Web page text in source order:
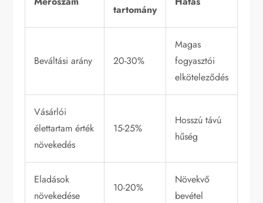
tartomány
Beváltási arány 20-30%
Magas
fogyasztói
elköteleződés
Vásárlói
élettartam érték
növekedés
15-25%
Hosszú távú
hűség
Eladások
növekedése
10-20%
Növekvő
bevétel